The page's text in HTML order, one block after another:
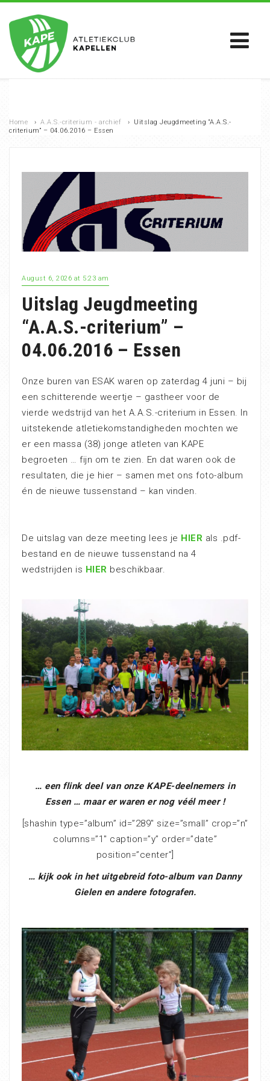
Home › A.A.S.-criterium - archief › Uitslag Jeugdmeeting “A.A.S.-
criterium” – 04.06.2016 – Essen
August 6, 2026 at 5:23 am
Uitslag Jeugdmeeting
“A.A.S.-criterium” –
04.06.2016 – Essen
Onze buren van ESAK waren op zaterdag 4 juni – bij
een schitterende weertje – gastheer voor de
vierde wedstrijd van het A.A.S.-criterium in Essen. In
uitstekende atletiekomstandigheden mochten we
er een massa (38) jonge atleten van KAPE
begroeten … fijn om te zien. En dat waren ook de
resultaten, die je hier – samen met ons foto-album
én de nieuwe tussenstand – kan vinden.
De uitslag van deze meeting lees je HIER als .pdf-
bestand en de nieuwe tussenstand na 4
wedstrijden is HIER beschikbaar.
… een flink deel van onze KAPE-deelnemers in
Essen … maar er waren er nog véél meer !
[shashin type=”album” id=”289″ size=”small” crop=”n”
columns=”1″ caption=”y” order=”date”
position=”center”]
… kijk ook in het uitgebreid foto-album van Danny
Gielen en andere fotografen.